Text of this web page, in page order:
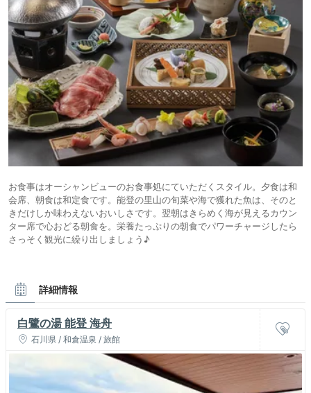
お食事はオーシャンビューのお食事処にていただくスタイル。夕食は和
会席、朝食は和定食です。能登の里山の旬菜や海で獲れた魚は、そのと
きだけしか味わえないおいしさです。翌朝はきらめく海が見えるカウン
ター席で心おどる朝食を。栄養たっぷりの朝食でパワーチャージしたら
さっそく観光に繰り出しましょう♪
詳細情報
白鷺の湯 能登 海舟
石川県 / 和倉温泉 / 旅館